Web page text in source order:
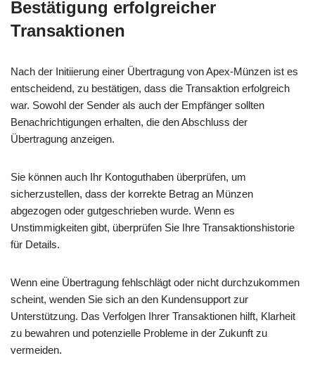
Bestätigung erfolgreicher
Transaktionen
Nach der Initiierung einer Übertragung von Apex-Münzen ist es
entscheidend, zu bestätigen, dass die Transaktion erfolgreich
war. Sowohl der Sender als auch der Empfänger sollten
Benachrichtigungen erhalten, die den Abschluss der
Übertragung anzeigen.
Sie können auch Ihr Kontoguthaben überprüfen, um
sicherzustellen, dass der korrekte Betrag an Münzen
abgezogen oder gutgeschrieben wurde. Wenn es
Unstimmigkeiten gibt, überprüfen Sie Ihre Transaktionshistorie
für Details.
Wenn eine Übertragung fehlschlägt oder nicht durchzukommen
scheint, wenden Sie sich an den Kundensupport zur
Unterstützung. Das Verfolgen Ihrer Transaktionen hilft, Klarheit
zu bewahren und potenzielle Probleme in der Zukunft zu
vermeiden.